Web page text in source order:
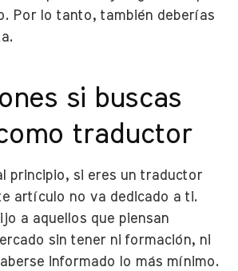
Por lo tanto, también deberías
si buscas
traductor
principio, si eres un traductor
artículo no va dedicado a ti.
a aquellos que piensan
sin tener ni formación, ni
informado lo más mínimo.